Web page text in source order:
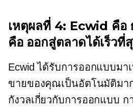
เหตุผลที่ 4: Ecwid คือ
คือ ออกสู่ตลาดได้เร็วที่
Ecwid ได้รับการออกแบบม
ขายของคุณเป็นอัตโนมัติมา
กังวลเกี่ยวกับการออกแบบ ก